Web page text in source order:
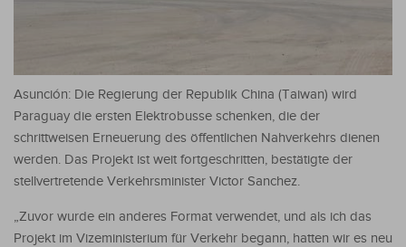
Asunción: Die Regierung der Republik China (Taiwan) wird
Paraguay die ersten Elektrobusse schenken, die der
schrittweisen Erneuerung des öffentlichen Nahverkehrs dienen
werden. Das Projekt ist weit fortgeschritten, bestätigte der
stellvertretende Verkehrsminister Victor Sanchez.
„Zuvor wurde ein anderes Format verwendet, und als ich das
Projekt im Vizeministerium für Verkehr begann, hatten wir es neu